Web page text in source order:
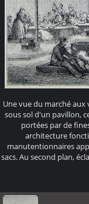
Une vue du marché aux
sous sol d'un pavillon,
portées par de
architecture
manutentionnaires
sacs. Au second plan,